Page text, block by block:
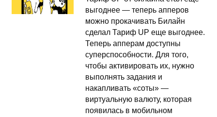
выгоднее — теперь апперов
можно прокачивать Билайн
сделал Тариф UP еще выгоднее.
Теперь апперам доступны
суперспособности. Для того,
чтобы активировать их, нужно
выполнять задания и
накапливать «соты» —
виртуальную валюту, которая
появилась в мобильном